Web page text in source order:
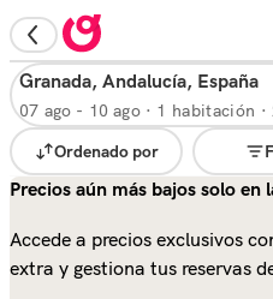
Granada, Andalucía, España
07 ago - 10 ago· 1 habitación
Ordenado por
Precios aún más bajos solo en
Accede a precios exclusivos
extra y gestiona tus reservas